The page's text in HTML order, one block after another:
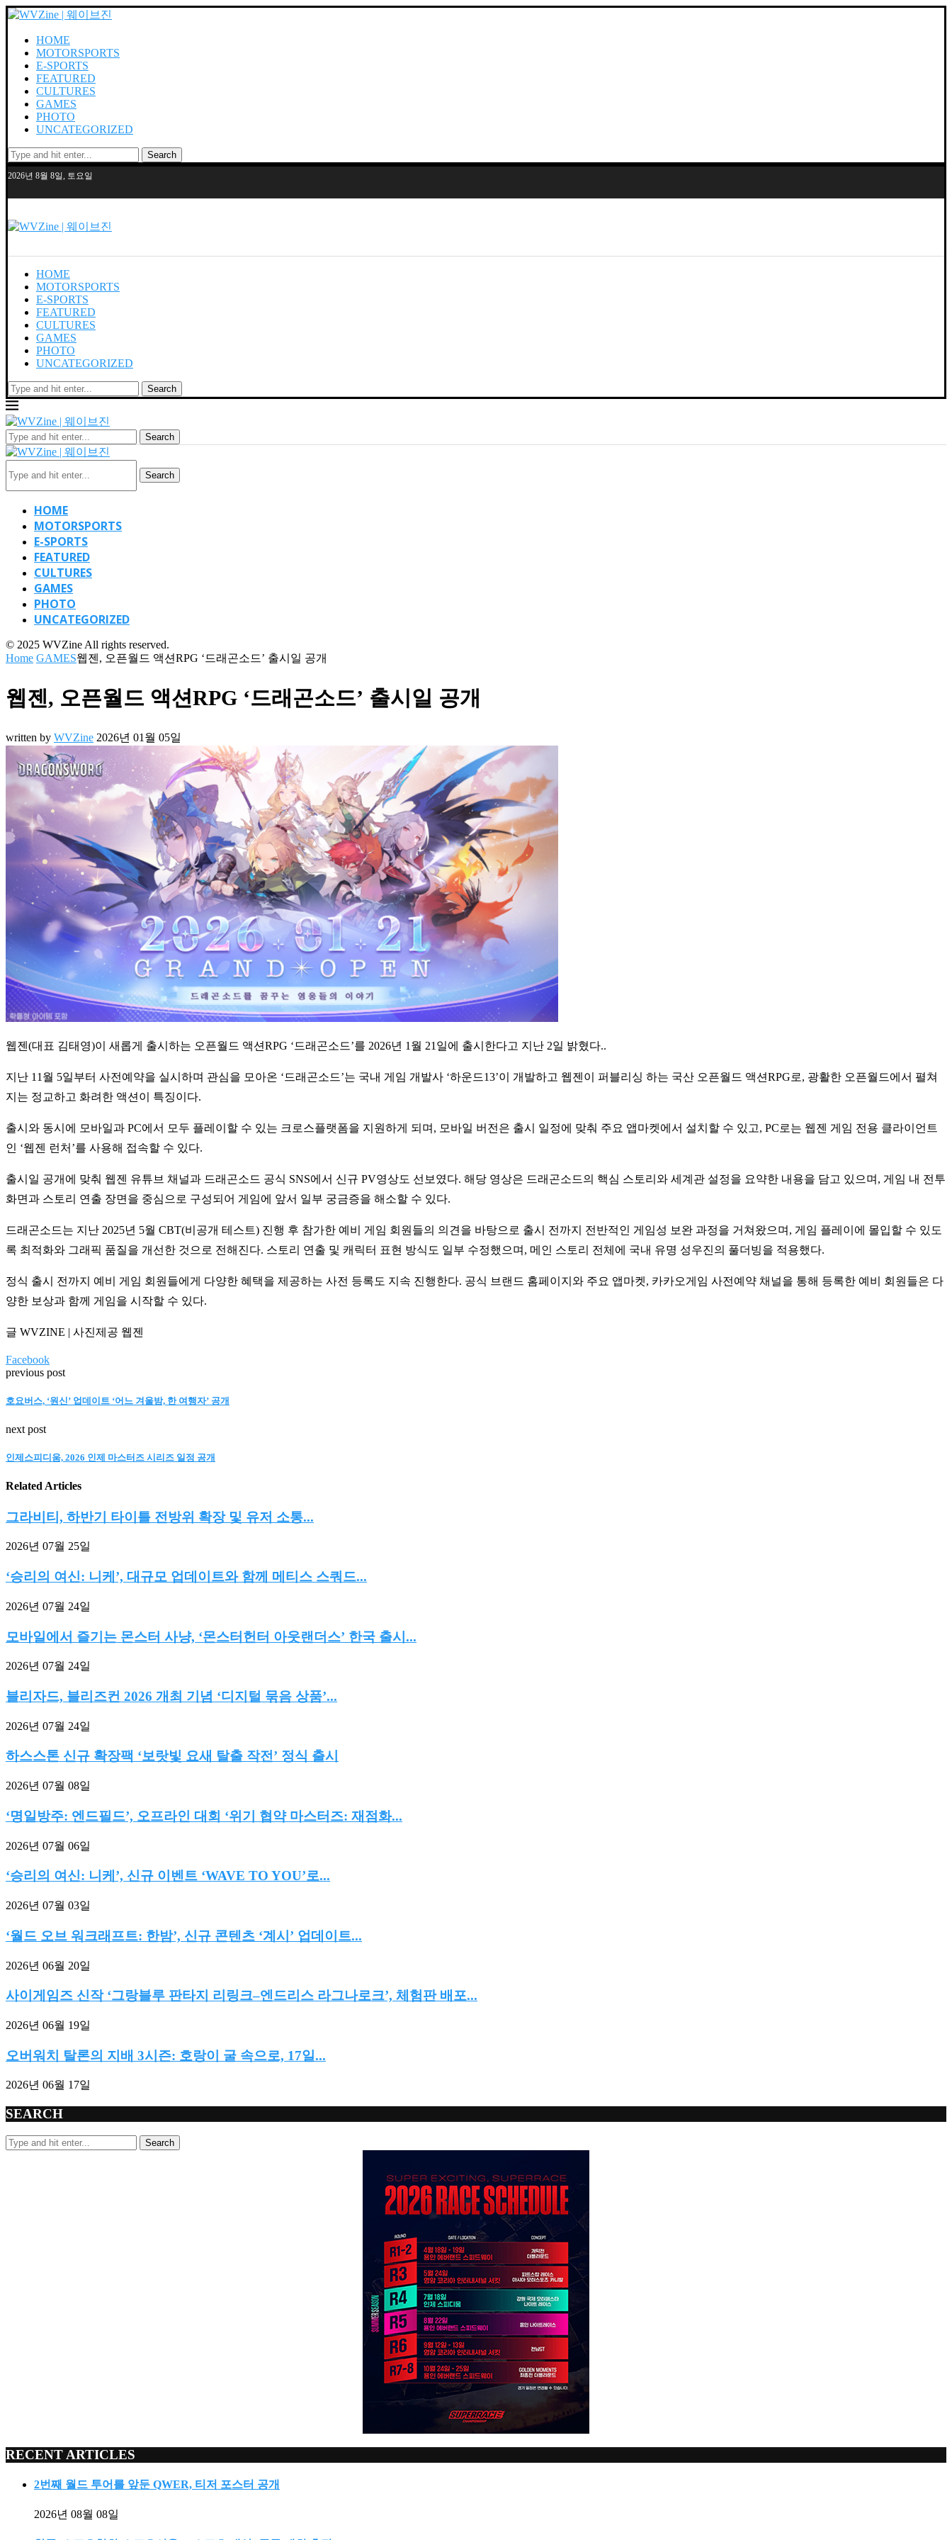
HOME
MOTORSPORTS
E-SPORTS
FEATURED
CULTURES
GAMES
PHOTO
UNCATEGORIZED
Search
2026년 8월 8일, 토요일
HOME
MOTORSPORTS
E-SPORTS
FEATURED
CULTURES
GAMES
PHOTO
UNCATEGORIZED
Search
Search
Search
HOME
MOTORSPORTS
E-SPORTS
FEATURED
CULTURES
GAMES
PHOTO
UNCATEGORIZED
© 2025 WVZine All rights reserved.
Home GAMES웹젠, 오픈월드 액션RPG ‘드래곤소드’ 출시일 공개
웹젠, 오픈월드 액션RPG ‘드래곤소드’ 출시일 공개
written by WVZine 2026년 01월 05일
웹젠(대표 김태영)이 새롭게 출시하는 오픈월드 액션RPG ‘드래곤소드’를 2026년 1월 21일에 출시한다고 지난 2일 밝혔다..
지난 11월 5일부터 사전예약을 실시하며 관심을 모아온 ‘드래곤소드’는 국내 게임 개발사 ‘하운드13’이 개발하고 웹젠이 퍼블리싱 하는 국산 오픈월드 액션RPG로, 광활한 오픈월드에서 펼쳐
지는 정교하고 화려한 액션이 특징이다.
출시와 동시에 모바일과 PC에서 모두 플레이할 수 있는 크로스플랫폼을 지원하게 되며, 모바일 버전은 출시 일정에 맞춰 주요 앱마켓에서 설치할 수 있고, PC로는 웹젠 게임 전용 클라이언트
인 ‘웹젠 런처’를 사용해 접속할 수 있다.
출시일 공개에 맞춰 웹젠 유튜브 채널과 드래곤소드 공식 SNS에서 신규 PV영상도 선보였다. 해당 영상은 드래곤소드의 핵심 스토리와 세계관 설정을 요약한 내용을 담고 있으며, 게임 내 전투
화면과 스토리 연출 장면을 중심으로 구성되어 게임에 앞서 일부 궁금증을 해소할 수 있다.
드래곤소드는 지난 2025년 5월 CBT(비공개 테스트) 진행 후 참가한 예비 게임 회원들의 의견을 바탕으로 출시 전까지 전반적인 게임성 보완 과정을 거쳐왔으며, 게임 플레이에 몰입할 수 있도
록 최적화와 그래픽 품질을 개선한 것으로 전해진다. 스토리 연출 및 캐릭터 표현 방식도 일부 수정했으며, 메인 스토리 전체에 국내 유명 성우진의 풀더빙을 적용했다.
정식 출시 전까지 예비 게임 회원들에게 다양한 혜택을 제공하는 사전 등록도 지속 진행한다. 공식 브랜드 홈페이지와 주요 앱마켓, 카카오게임 사전예약 채널을 통해 등록한 예비 회원들은 다
양한 보상과 함께 게임을 시작할 수 있다.
글 WVZINE | 사진제공 웹젠
Facebook
previous post
호요버스, ‘원신’ 업데이트 ‘어느 겨울밤, 한 여행자’ 공개
next post
인제스피디움, 2026 인제 마스터즈 시리즈 일정 공개
Related Articles
그라비티, 하반기 타이틀 전방위 확장 및 유저 소통...
2026년 07월 25일
‘승리의 여신: 니케’, 대규모 업데이트와 함께 메티스 스쿼드...
2026년 07월 24일
모바일에서 즐기는 몬스터 사냥, ‘몬스터헌터 아웃랜더스’ 한국 출시...
2026년 07월 24일
블리자드, 블리즈컨 2026 개최 기념 ‘디지털 묶음 상품’...
2026년 07월 24일
하스스톤 신규 확장팩 ‘보랏빛 요새 탈출 작전’ 정식 출시
2026년 07월 08일
‘명일방주: 엔드필드’, 오프라인 대회 ‘위기 협약 마스터즈: 재점화...
2026년 07월 06일
‘승리의 여신: 니케’, 신규 이벤트 ‘WAVE TO YOU’로...
2026년 07월 03일
‘월드 오브 워크래프트: 한밤’, 신규 콘텐츠 ‘계시’ 업데이트...
2026년 06월 20일
사이게임즈 신작 ‘그랑블루 판타지 리링크–엔드리스 라그나로크’, 체험판 배포...
2026년 06월 19일
오버워치 탈론의 지배 3시즌: 호랑이 굴 속으로, 17일...
2026년 06월 17일
SEARCH
Search
RECENT ARTICLES
2번째 월드 투어를 앞둔 QWER, 티저 포스터 공개
2026년 08월 08일